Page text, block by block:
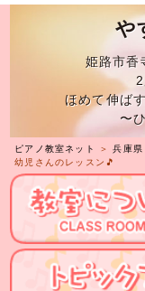
や
姫路市香
ほめて伸ば
〜
ピアノ教室ネット ＞兵庫県
幼児さんのレッスン🎵